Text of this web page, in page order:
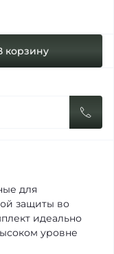
корзину
для
защиты во
идеально
уровне